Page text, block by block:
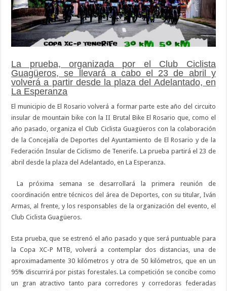
La prueba, organizada por el Club Ciclista
Guagüeros, se llevará a cabo el 23 de abril y
volverá a partir desde la plaza del Adelantado, en
La Esperanza
El municipio de El Rosario volverá a formar parte este año del circuito
insular de mountain bike con la II Brutal Bike El Rosario que, como el
año pasado, organiza el Club Ciclista Guagüeros con la colaboración
de la Concejalía de Deportes del Ayuntamiento de El Rosario y de la
Federación Insular de Ciclismo de Tenerife. La prueba partirá el 23 de
abril desde la plaza del Adelantado, en La Esperanza.
La próxima semana se desarrollará la primera reunión de
coordinación entre técnicos del área de Deportes, con su titular, Iván
Armas, al frente, y los responsables de la organización del evento, el
Club Ciclista Guagüeros.
Esta prueba, que se estrenó el año pasado y que será puntuable para
la Copa XC-P MTB, volverá a contemplar dos distancias, una de
aproximadamente 30 kilómetros y otra de 50 kilómetros, que en un
95% discurrirá por pistas forestales. La competición se concibe como
un gran atractivo tanto para corredores y corredoras federadas